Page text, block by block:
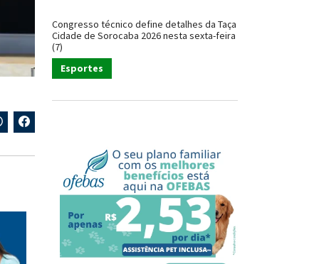
Congresso técnico define detalhes da Taça
Cidade de Sorocaba 2026 nesta sexta-feira
(7)
Esportes